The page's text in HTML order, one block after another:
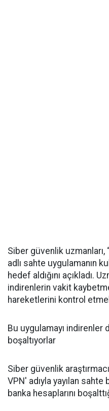
Siber güvenlik uzmanları,
adlı sahte uygulamanın
hedef aldığını açıkladı.
indirenlerin vakit
hareketlerini kontrol
Bu uygulamayı indirenler
boşaltıyorlar
Siber güvenlik
VPN' adıyla yayılan sahte
banka hesaplarını